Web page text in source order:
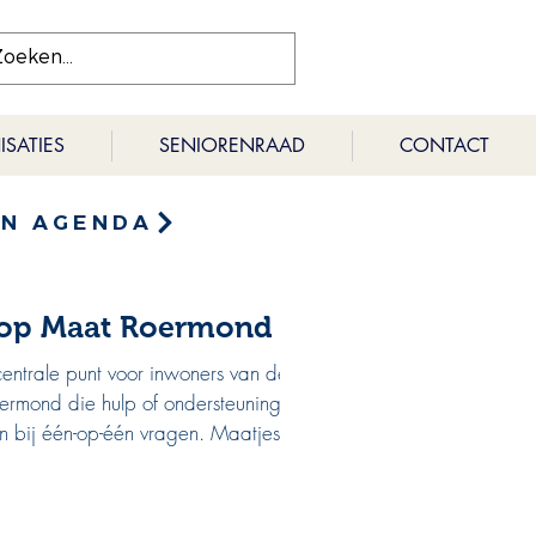
SENIORENRAAD CONTACT
AGENDA
Maat Roermond
punt voor inwoners van de
die hulp of ondersteuning
bij één-op-één vragen. Maatjes...